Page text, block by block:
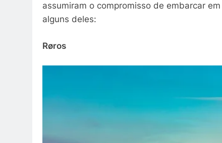
assumiram o compromisso de embarcar
alguns deles:
Røros